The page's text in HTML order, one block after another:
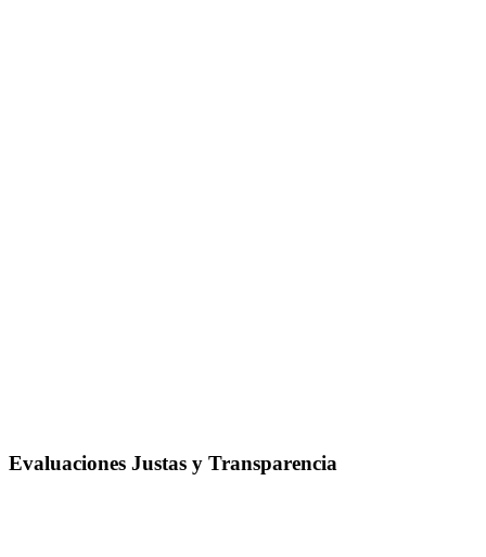
Evaluaciones Justas y Transparencia